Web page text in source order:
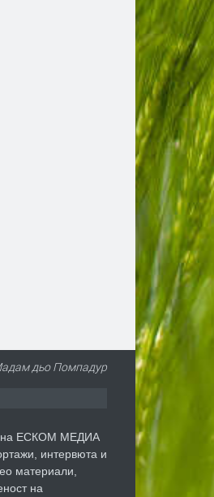
дьо Помпадур
на ЕСКОМ МЕДИА
интервюта и
материали,
на